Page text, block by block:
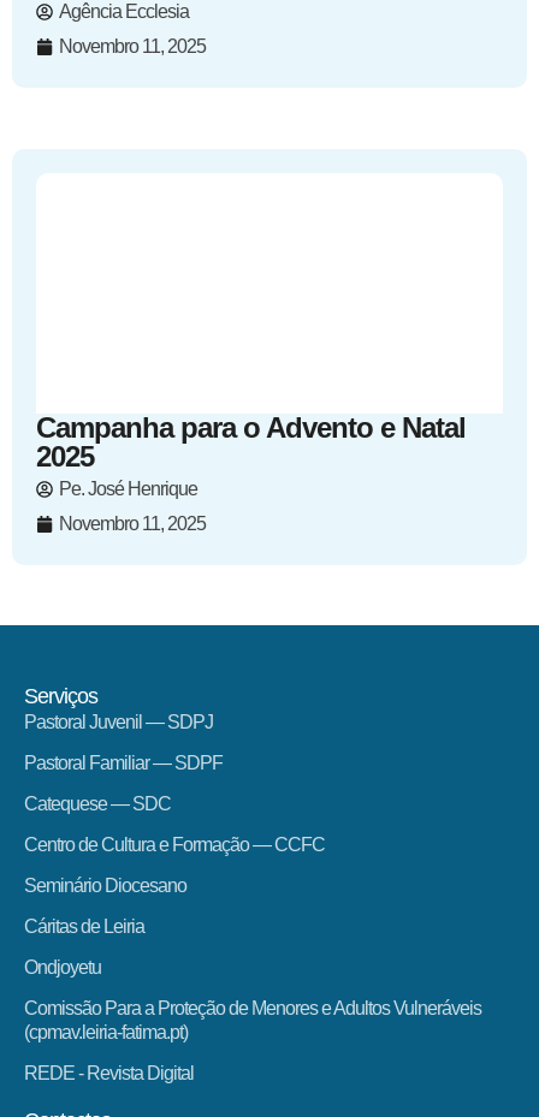
Agência Ecclesia
Novembro 11, 2025
Campanha para o Advento e Natal
2025
Pe. José Henrique
Novembro 11, 2025
Serviços
Pastoral Juvenil — SDPJ
Pastoral Familiar — SDPF
Catequese — SDC
Centro de Cultura e Formação — CCFC
Seminário Diocesano
Cáritas de Leiria
Ondjoyetu
Comissão Para a Proteção de Menores e Adultos Vulneráveis
(cpmav.leiria-fatima.pt)
REDE - Revista Digital